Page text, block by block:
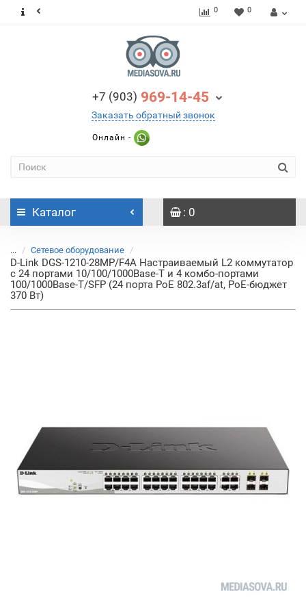
0 0
+7 (903) 969-14-45
Заказать обратный звонок
Онлайн -
Каталог : 0
... Сетевое оборудование
D-Link DGS-1210-28MP/F4A Настраиваемый L2 коммутатор
с 24 портами 10/100/1000Base-T и 4 комбо-портами
100/1000Base-T/SFP (24 порта PoE 802.3af/at, PoE-бюджет
370 Вт)